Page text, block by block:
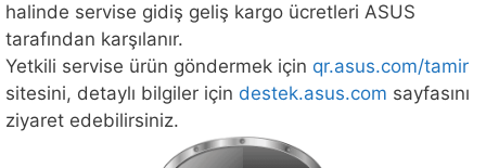
halinde servise gidiş geliş kargo ücretleri ASUS
tarafından karşılanır.
Yetkili servise ürün göndermek için qr.asus.com/tamir
sitesini, detaylı bilgiler için destek.asus.com sayfasını
ziyaret edebilirsiniz.